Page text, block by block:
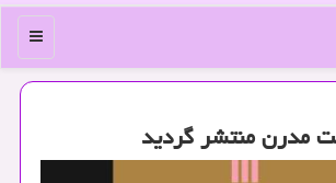
منو
مدرن منتشر گردید